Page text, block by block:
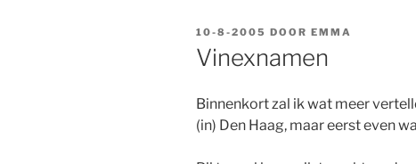
GEPLAATST
OP
10-8-2005 DOOR EMMA
Vinexnamen
Binnenkort zal ik wat meer
(in) Den Haag, maar eerst even